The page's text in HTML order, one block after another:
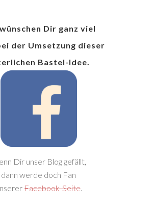
Dir ganz viel
der Umsetzung dieser
Bastel-Idee.
Dir unser Blog gefällt,
dann werde doch Fan
Facebook-Seite.